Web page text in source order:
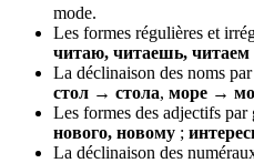
mode.
Les formes régulières et
читаю, читаешь, читаем
La déclinaison des noms
стол → стола, море →
Les formes des adjectifs par
нового, новому ;
La déclinaison des